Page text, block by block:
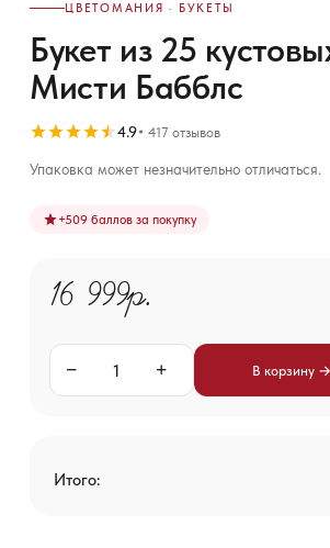
ЦВЕТОМАНИЯ · БУКЕТЫ
Букет из 25
Мисти Бабблс
4.9 417 отзывов
Упаковка может незначительно отличаться.
+509 баллов за покупку
16 999р.
− + В корзину →
Итого: